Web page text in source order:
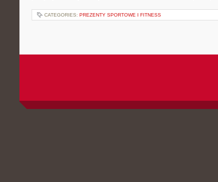
CATEGORIES: PREZENTY SPORTOWE I FITNESS